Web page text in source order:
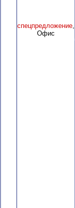
спецпредложение,
Офис